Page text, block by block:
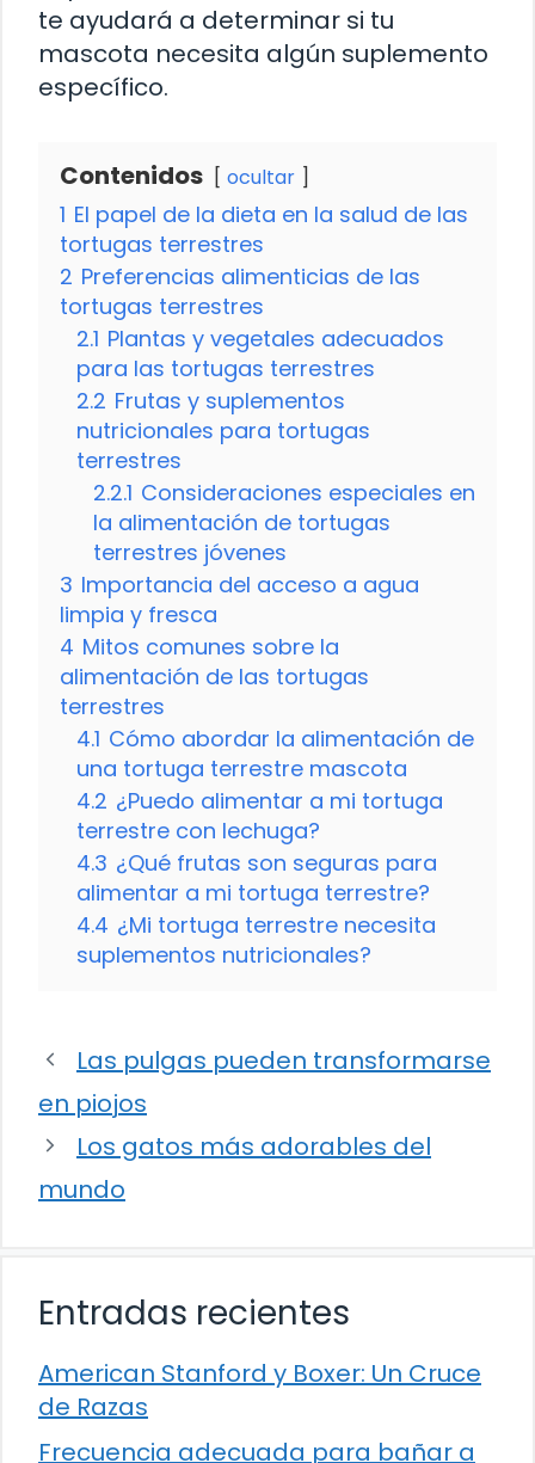
te ayudará a determinar si tu
mascota necesita algún suplemento
específico.
Contenidos ocultar
1 El papel de la dieta en la salud de las
tortugas terrestres
2 Preferencias alimenticias de las
tortugas terrestres
2.1 Plantas y vegetales adecuados
para las tortugas terrestres
2.2 Frutas y suplementos
nutricionales para tortugas
terrestres
2.2.1 Consideraciones especiales en
la alimentación de tortugas
terrestres jóvenes
3 Importancia del acceso a agua
limpia y fresca
4 Mitos comunes sobre la
alimentación de las tortugas
terrestres
4.1 Cómo abordar la alimentación de
una tortuga terrestre mascota
4.2 ¿Puedo alimentar a mi tortuga
terrestre con lechuga?
4.3 ¿Qué frutas son seguras para
alimentar a mi tortuga terrestre?
4.4 ¿Mi tortuga terrestre necesita
suplementos nutricionales?
Las pulgas pueden transformarse
en piojos
Los gatos más adorables del
mundo
Entradas recientes
American Stanford y Boxer: Un Cruce
de Razas
Frecuencia adecuada para bañar a